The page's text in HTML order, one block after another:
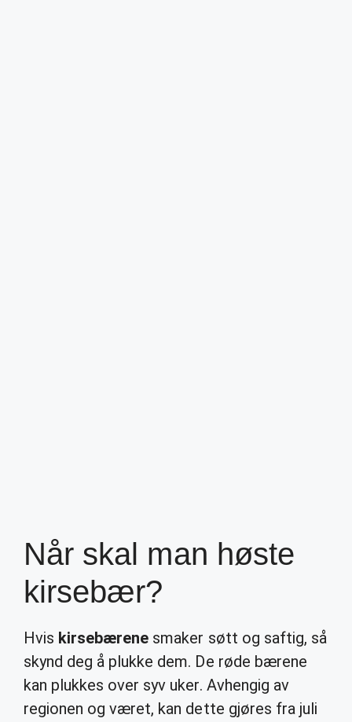
Når skal man høste
kirsebær?
Hvis kirsebærene smaker søtt og saftig, så
skynd deg å plukke dem. De røde bærene
kan plukkes over syv uker. Avhengig av
regionen og været, kan dette gjøres fra juli